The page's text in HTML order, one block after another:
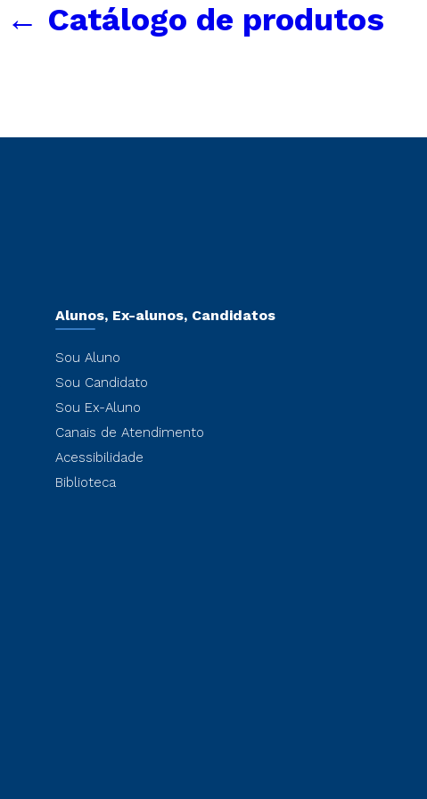
← Catálogo de produtos
Alunos, Ex-alunos, Candidatos
Sou Aluno
Sou Candidato
Sou Ex-Aluno
Canais de Atendimento
Acessibilidade
Biblioteca